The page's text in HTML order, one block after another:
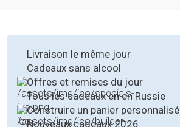
Livraison le même jour
Cadeaux sans alcool
Offres et remises du jour
Tous les cadeaux en en Russie
Construire un panier personnalisé
Nouveaux cadeaux 2026